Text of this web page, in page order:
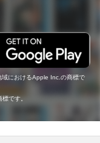
におけるApple Inc.の商標で
です。